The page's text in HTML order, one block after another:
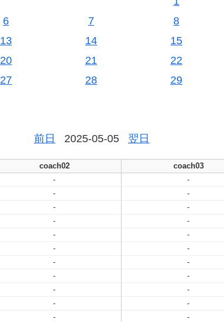
6 7 8
13 14 15
20 21 22
27 28 29
前日 2025-05-05 翌日
coach02 coach03
- -
- -
- -
- -
- -
- -
- -
- -
- -
- -
- -